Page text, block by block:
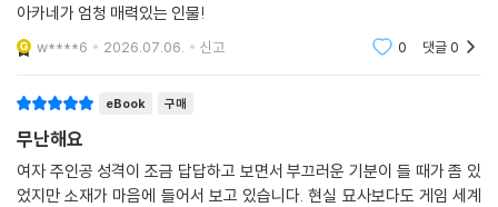
아카네가 엄청 매력있는 인물!
w****6 2026.07.06. 신고 0 댓글0
eBook 구매
무난해요
여자 주인공 성격이 조금 답답하고 보면서 부끄러운 기분이 들 때가 좀 있
었지만 소재가 마음에 들어서 보고 있습니다. 현실 묘사보다도 게임 세계